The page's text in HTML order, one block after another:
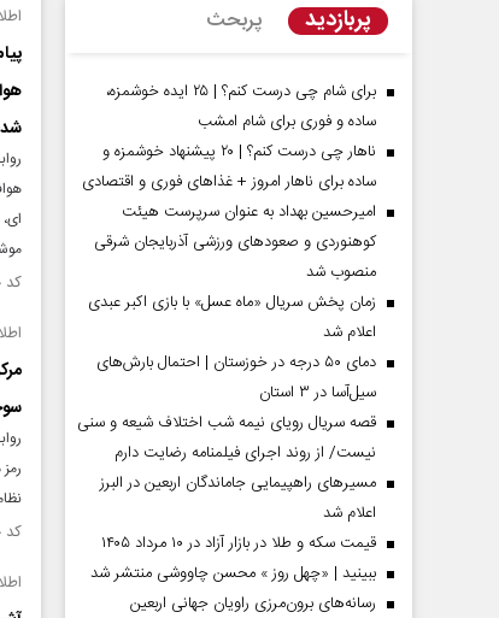
کد خبر: ۱۵۵۹۲۳۱
کد خبر: ۱۵۵۹۲۲۹
اطلاعیه
پربازدید پربحث
برای شام چی درست کنم؟ | ۲۵ ایده خوشمزه،
ساده و فوری برای شام امشب
ناهار چی درست کنم؟ | ۲۰ پیشنهاد خوشمزه و
ساده برای ناهار امروز + غذاهای فوری و اقتصادی
امیرحسین بهداد به عنوان سرپرست هیئت
کوهنوردی و صعودهای ورزشی آذربایجان شرقی
منصوب شد
زمان پخش سریال «ماه عسل» با بازی اکبر عبدی
اعلام شد
دمای ۵۰ درجه در خوزستان | احتمال بارش‌های
سیل‌آسا در ۳ استان
قصه سریال رویای نیمه شب اختلاف شیعه و سنی
نیست/ از روند اجرای فیلمنامه رضایت دارم
مسیر‌های راهپیمایی جاماندگان اربعین در البرز
اعلام شد
قیمت سکه و طلا در بازار آزاد در ۱۰ مرداد ۱۴۰۵
ببینید | «چهل روز » محسن چاووشی منتشر شد
رسانه‌های برون‌مرزی راویان جهانی اربعین